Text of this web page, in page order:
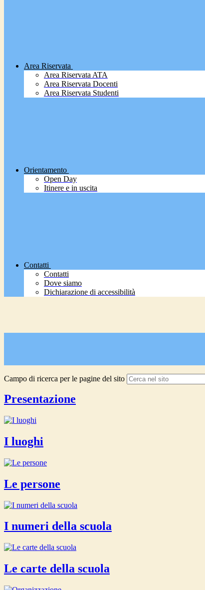
Area Riservata
Area Riservata ATA
Area Riservata Docenti
Area Riservata Studenti
Orientamento
Open Day
Itinere e in uscita
Contatti
Contatti
Dove siamo
Dichiarazione di accessibilità
Campo di ricerca per le pagine del sito
Presentazione
I luoghi
Le persone
I numeri della scuola
Le carte della scuola